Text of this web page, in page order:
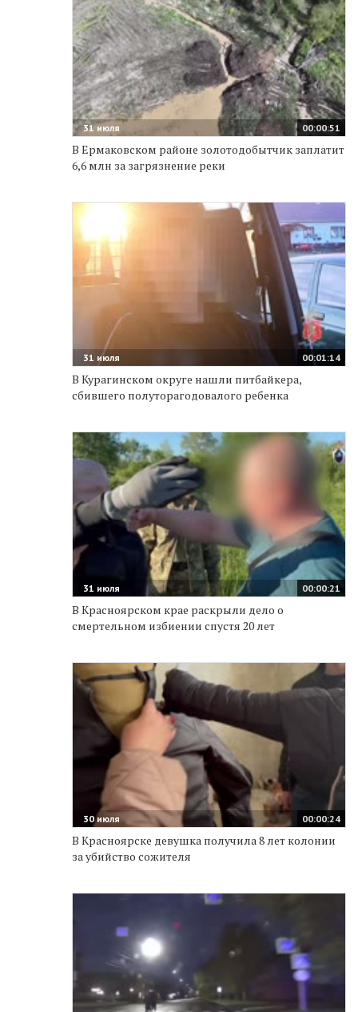
00:00:51
31 июля
В Ермаковском районе золотодобытчик заплатит
6,6 млн за загрязнение реки
00:01:14
31 июля
В Курагинском округе нашли питбайкера,
сбившего полуторагодовалого ребенка
00:00:21
31 июля
В Красноярском крае раскрыли дело о
смертельном избиении спустя 20 лет
00:00:24
30 июля
В Красноярске девушка получила 8 лет колонии
за убийство сожителя